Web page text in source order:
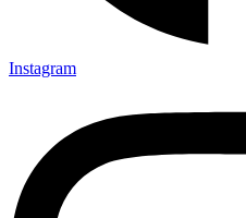
Instagram